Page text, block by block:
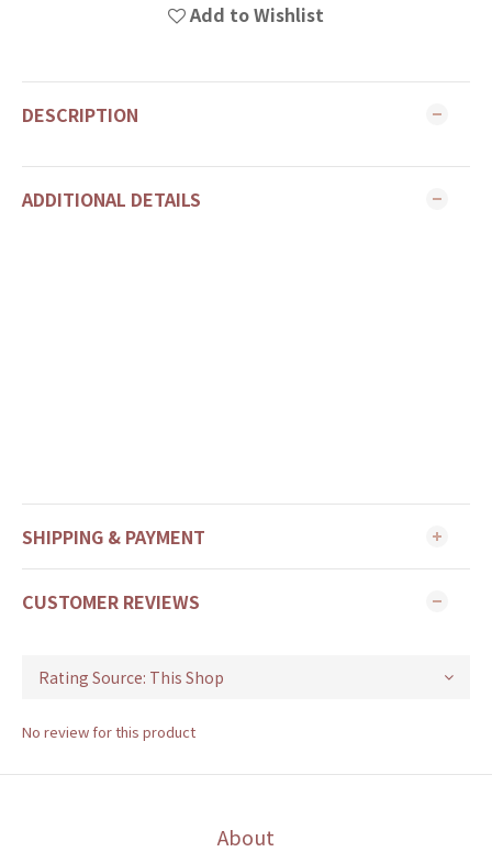
Add to Wishlist
DESCRIPTION
ADDITIONAL DETAILS
SHIPPING & PAYMENT
CUSTOMER REVIEWS
No review for this product
About